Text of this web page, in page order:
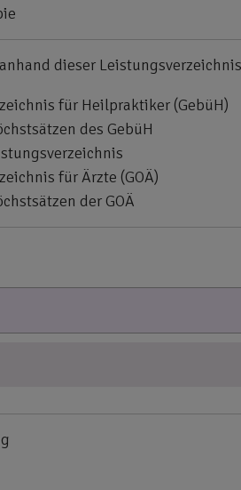
dieser
für Heilpraktiker (GebüH)
des GebüH
für Ärzte (GOÄ)
der GOÄ